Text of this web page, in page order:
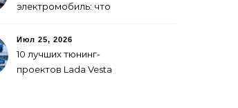
электромобиль: что
Июл 25, 2026
10 лучших тюнинг-
проектов Lada Vesta